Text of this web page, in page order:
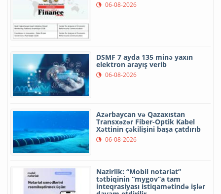
06-08-2026
DSMF 7 ayda 135 minə yaxın
elektron arayış verib
06-08-2026
Azərbaycan və Qazaxıstan
Transxəzər Fiber-Optik Kabel
Xəttinin çəkilişini başa çatdırıb
06-08-2026
Nazirlik: “Mobil notariat”
tətbiqinin “mygov”a tam
inteqrasiyası istiqamətində işlər